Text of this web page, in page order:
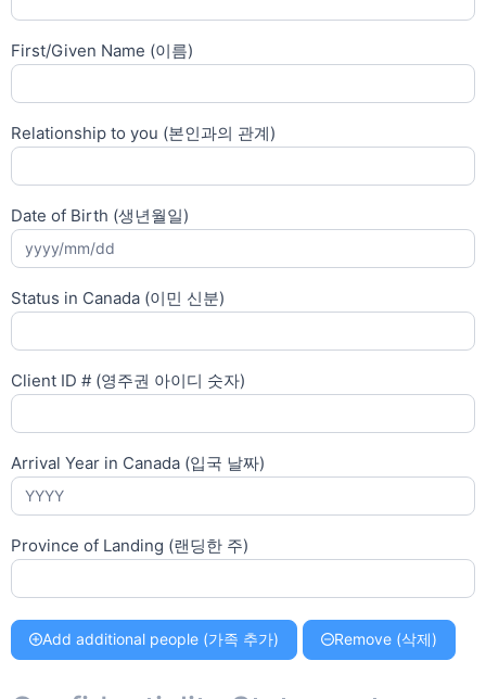
First/Given Name (이름)
Relationship to you (본인과의 관계)
Date of Birth (생년월일)
Status in Canada (이민 신분)
Client ID # (영주권 아이디 숫자)
Arrival Year in Canada (입국 날짜)
Province of Landing (랜딩한 주)
Add additional people (가족 추가) Remove (삭제)